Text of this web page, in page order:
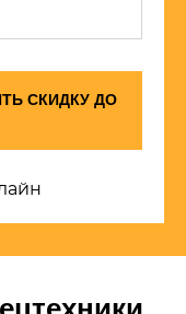
СКИДКУ ДО